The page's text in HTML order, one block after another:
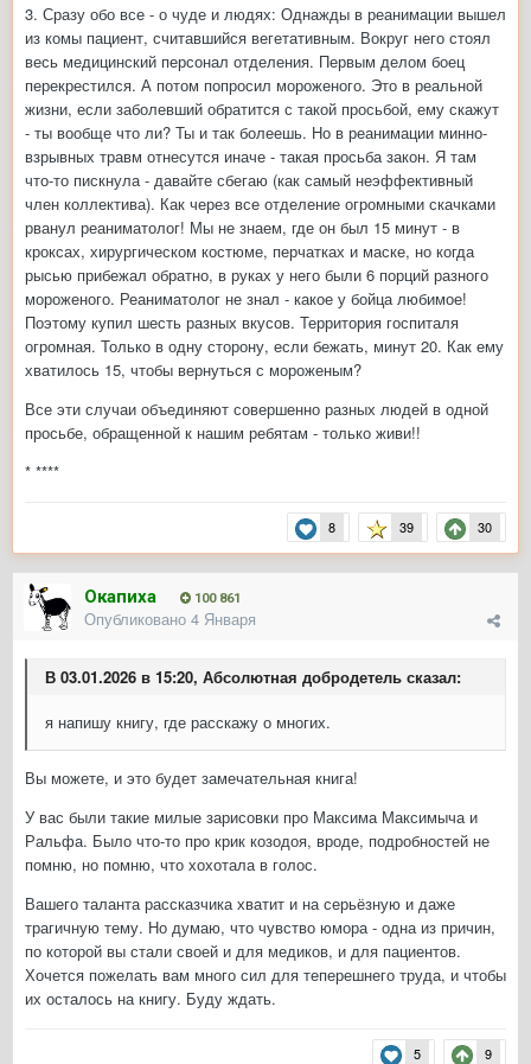
3. Сразу обо все - о чуде и людях: Однажды в реанимации вышел
из комы пациент, считавшийся вегетативным. Вокруг него стоял
весь медицинский персонал отделения. Первым делом боец
перекрестился. А потом попросил мороженого. Это в реальной
жизни, если заболевший обратится с такой просьбой, ему скажут
- ты вообще что ли? Ты и так болеешь. Но в реанимации минно-
взрывных травм отнесутся иначе - такая просьба закон. Я там
что-то пискнула - давайте сбегаю (как самый неэффективный
член коллектива). Как через все отделение огромными скачками
рванул реаниматолог! Мы не знаем, где он был 15 минут - в
кроксах, хирургическом костюме, перчатках и маске, но когда
рысью прибежал обратно, в руках у него были 6 порций разного
мороженого. Реаниматолог не знал - какое у бойца любимое!
Поэтому купил шесть разных вкусов. Территория госпиталя
огромная. Только в одну сторону, если бежать, минут 20. Как ему
хватилось 15, чтобы вернуться с мороженым?
Все эти случаи объединяют совершенно разных людей в одной
просьбе, обращенной к нашим ребятам - только живи!!
* ****
8 39 30
Окапиха 100 861
Опубликовано 4 Января
В 03.01.2026 в 15:20, Абсолютная добродетель сказал:
я напишу книгу, где расскажу о многих.
Вы можете, и это будет замечательная книга!
У вас были такие милые зарисовки про Максима Максимыча и
Ральфа. Было что-то про крик козодоя, вроде, подробностей не
помню, но помню, что хохотала в голос.
Вашего таланта рассказчика хватит и на серьёзную и даже
трагичную тему. Но думаю, что чувство юмора - одна из причин,
по которой вы стали своей и для медиков, и для пациентов.
Хочется пожелать вам много сил для теперешнего труда, и чтобы
их осталось на книгу. Буду ждать.
5 9